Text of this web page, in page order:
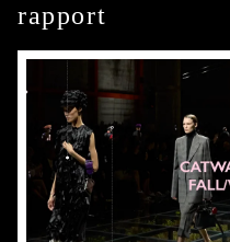
rapport